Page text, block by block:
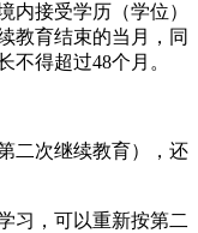
内接受学历（学位）
教育结束的当月，同
不得超过48个月。
二次继续教育），还
习，可以重新按第二